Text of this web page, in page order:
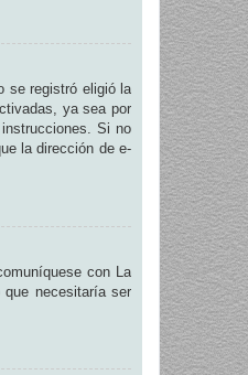
se registró eligió la
ya sea por
Si no
la dirección de e-
con La
que necesitaría ser